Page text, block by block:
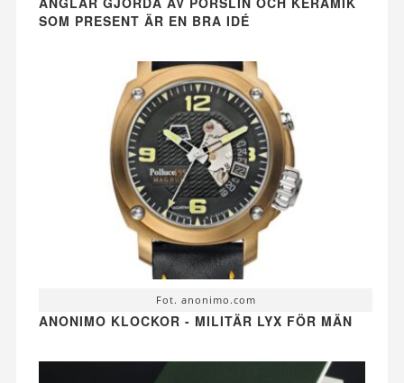
SOM PRESENT ÄR EN BRA IDÉ
Fot. anonimo.com
ANONIMO KLOCKOR - MILITÄR LYX FÖR MÄN